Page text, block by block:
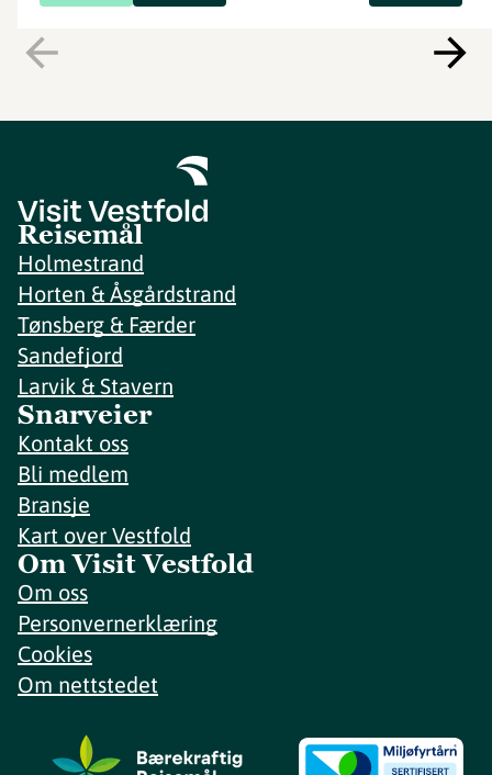
Reisemål
Holmestrand
Horten & Åsgårdstrand
Tønsberg & Færder
Sandefjord
Larvik & Stavern
Snarveier
Kontakt oss
Bli medlem
Bransje
Kart over Vestfold
Om Visit Vestfold
Om oss
Personvernerklæring
Cookies
Om nettstedet